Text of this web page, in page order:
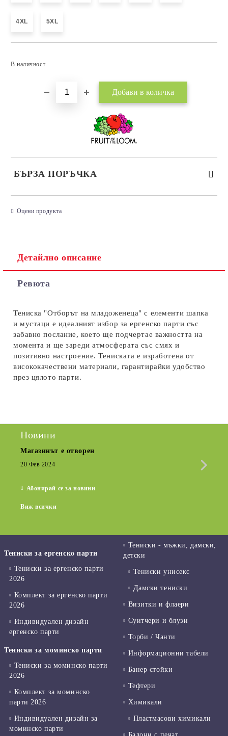
4XL 5XL
В наличност
БЪРЗА ПОРЪЧКА
Оцени продукта
Детайлно описание
Ревюта
Тениска "Отборът на младоженеца" с елементи шапка
и мустаци е идеалният избор за ергенско парти със
забавно послание, което ще подчертае важността на
момента и ще зареди атмосферата със смях и
позитивно настроение. Тениската е изработена от
висококачествени материали, гарантирайки удобство
през цялото парти.
Новини
Магазинът е отворен
20 Фев 2024
Абонирай се за новини
Виж всички
Тениски за ергенско парти
Тениски за ергенско парти
2026
Комплект за ергенско парти
2026
Индивидуален дизайн
ергенско парти
Тениски за моминско парти
Тениски за моминско парти
2026
Комплект за моминско
парти 2026
Индивидуален дизайн за
моминско парти
Тениски - мъжки, дамски,
детски
Тениски унисекс
Дамски тениски
Визитки и флаери
Суитчери и блузи
Торби / Чанти
Информационни табели
Банер стойки
Тефтери
Химикали
Пластмасови химикали